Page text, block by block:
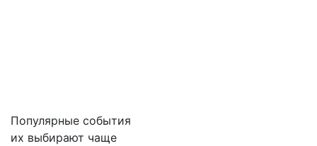
Популярные события
их выбирают чаще